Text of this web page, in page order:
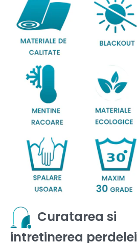
Curatarea si
intretinerea perdelei